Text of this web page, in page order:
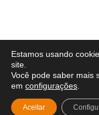
Estamos usando
site.
Você pode saber mais
em configurações
Aceitar